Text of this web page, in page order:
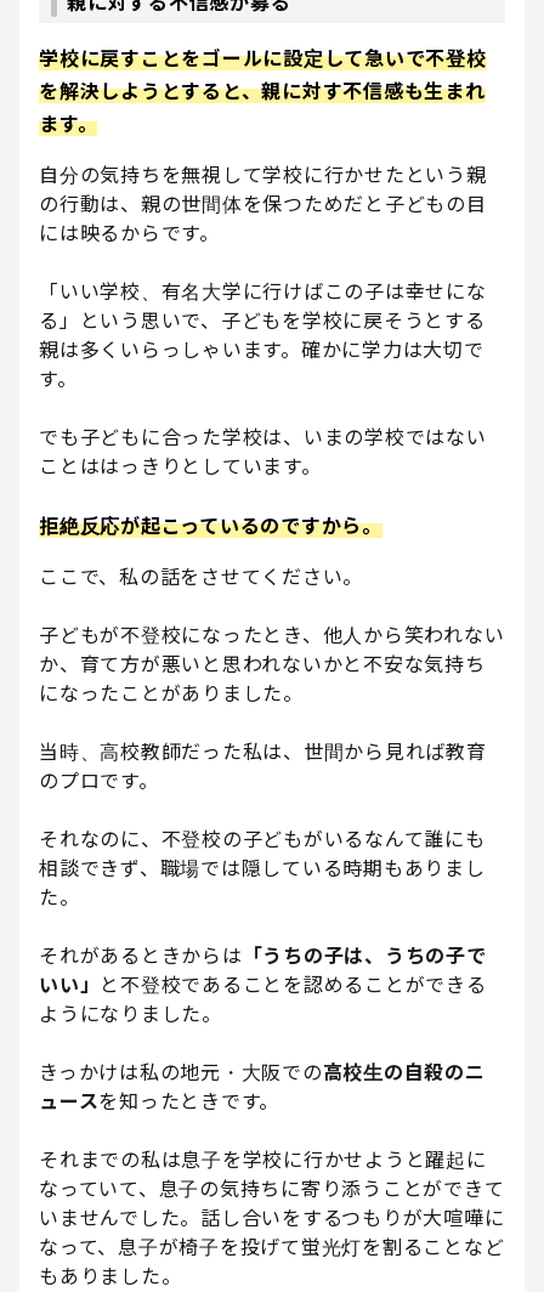
学校に戻すことをゴールに設定して急いで不登校
を解決しようとすると、親に対す不信感も生まれ
ます。
自分の気持ちを無視して学校に行かせたという親
の行動は、親の世間体を保つためだと子どもの目
には映るからです。
「いい学校、有名大学に行けばこの子は幸せにな
る」という思いで、子どもを学校に戻そうとする
親は多くいらっしゃいます。確かに学力は大切で
す。
でも子どもに合った学校は、いまの学校ではない
ことははっきりとしています。
拒絶反応が起こっているのですから。
ここで、私の話をさせてください。
子どもが不登校になったとき、他人から笑われない
か、育て方が悪いと思われないかと不安な気持ち
になったことがありました。
当時、高校教師だった私は、世間から見れば教育
のプロです。
それなのに、不登校の子どもがいるなんて誰にも
相談できず、職場では隠している時期もありまし
た。
それがあるときからは 「うちの子は、うちの子で
いい」
と不登校であることを認めることができる
ようになりました。
きっかけは私の地元・大阪での高校生の自殺のニ
ュースを知ったときです。
それまでの私は息子を学校に行かせようと躍起に
なっていて、息子の気持ちに寄り添うことができて
いませんでした。話し合いをするつもりが大喧嘩に
なって、息子が椅子を投げて蛍光灯を割ることなど
もありました。